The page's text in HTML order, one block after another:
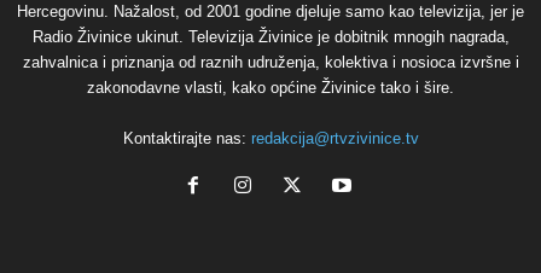
Hercegovinu. Nažalost, od 2001 godine djeluje samo kao televizija, jer je
Radio Živinice ukinut. Televizija Živinice je dobitnik mnogih nagrada,
zahvalnica i priznanja od raznih udruženja, kolektiva i nosioca izvršne i
zakonodavne vlasti, kako općine Živinice tako i šire.
Kontaktirajte nas: redakcija@rtvzivinice.tv